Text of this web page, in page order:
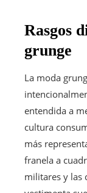
Rasgos
grunge
La moda
entendida a
cultura
más
franela a
militares y las